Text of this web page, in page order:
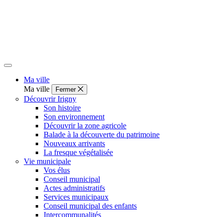
Ma ville
Ma ville
Fermer
Découvrir Irigny
Son histoire
Son environnement
Découvrir la zone agricole
Balade à la découverte du patrimoine
Nouveaux arrivants
La fresque végétalisée
Vie municipale
Vos élus
Conseil municipal
Actes administratifs
Services municipaux
Conseil municipal des enfants
Intercommunalités